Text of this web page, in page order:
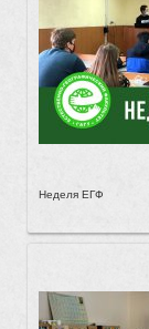
Неделя ЕГФ